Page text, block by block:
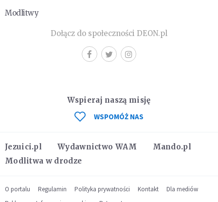
Modlitwy
Dołącz do społeczności DEON.pl
Jezuici.pl Wydawnictwo WAM
Mando.pl
Modlitwa w drodze
Wspieraj naszą misję
WSPOMÓŻ NAS
O portalu Regulamin Polityka prywatności Kontakt
Dla mediów